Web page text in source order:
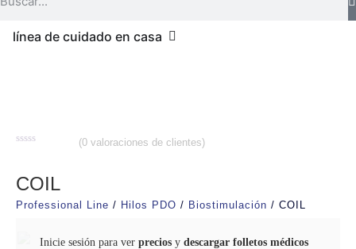
línea de cuidado en casa
de
5
(0 valoraciones de clientes)
COIL
Professional Line / Hilos PDO / Biostimulación / COIL
Inicie sesión para ver precios y descargar folletos médicos